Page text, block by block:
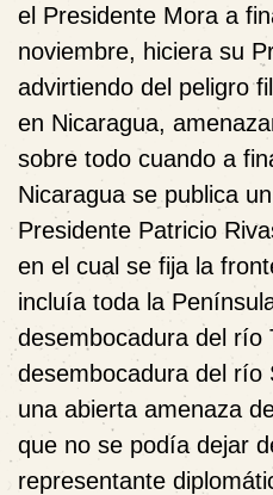
el Presidente Mora a
noviembre, hiciera su
advirtiendo del peligro
en Nicaragua,
sobre todo cuando a
Nicaragua se publica
Presidente Patricio
en el cual se fija la
incluía toda la
desembocadura del río
desembocadura del río
una abierta amenaza
que no se podía dejar
representante